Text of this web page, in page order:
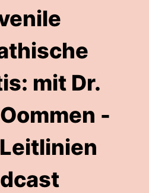
mit Dr.
-